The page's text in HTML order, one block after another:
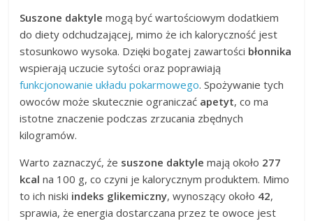
Suszone daktyle mogą być wartościowym dodatkiem
do diety odchudzającej, mimo że ich kaloryczność jest
stosunkowo wysoka. Dzięki bogatej zawartości błonnika
wspierają uczucie sytości oraz poprawiają
funkcjonowanie układu pokarmowego. Spożywanie tych
owoców może skutecznie ograniczać apetyt, co ma
istotne znaczenie podczas zrzucania zbędnych
kilogramów.
Warto zaznaczyć, że suszone daktyle mają około 277
kcal na 100 g, co czyni je kalorycznym produktem. Mimo
to ich niski indeks glikemiczny, wynoszący około 42,
sprawia, że energia dostarczana przez te owoce jest